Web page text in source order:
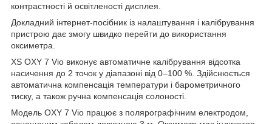
контрастності й освітленості дисплея.
Докладний інтернет-посібник із налаштування і калібрування
пристрою дає змогу швидко перейти до використання
оксиметра.
XS OXY 7 Vio виконує автоматичне калібрування відсотка
насичення до 2 точок у діапазоні від 0–100 %. Здійснюється
автоматична компенсація температури і барометричного
тиску, а також ручна компенсація солоності.
Модель OXY 7 Vio працює з полярографічним електродом,